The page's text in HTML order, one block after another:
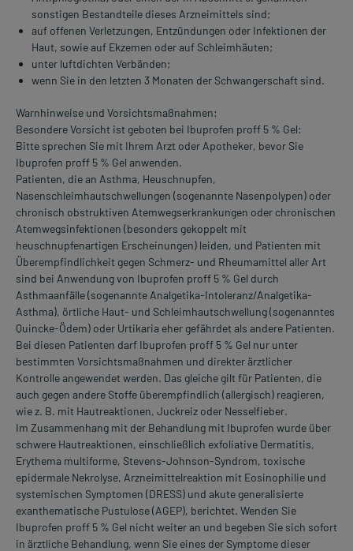
sonstigen Bestandteile dieses Arzneimittels sind;
auf offenen Verletzungen, Entzündungen oder Infektionen der
Haut, sowie auf Ekzemen oder auf Schleimhäuten;
unter luftdichten Verbänden;
wenn Sie in den letzten 3 Monaten der Schwangerschaft sind.
Warnhinweise und Vorsichtsmaßnahmen:
Besondere Vorsicht ist geboten bei Ibuprofen proff 5 % Gel:
Bitte sprechen Sie mit Ihrem Arzt oder Apotheker, bevor Sie
Ibuprofen proff 5 % Gel anwenden.
Patienten, die an Asthma, Heuschnupfen,
Nasenschleimhautschwellungen (sogenannte Nasenpolypen) oder
chronisch obstruktiven Atemwegserkrankungen oder chronischen
Atemwegsinfektionen (besonders gekoppelt mit
heuschnupfenartigen Erscheinungen) leiden, und Patienten mit
Überempfindlichkeit gegen Schmerz- und Rheumamittel aller Art
sind bei Anwendung von Ibuprofen proff 5 % Gel durch
Asthmaanfälle (sogenannte Analgetika-Intoleranz/Analgetika-
Asthma), örtliche Haut- und Schleimhautschwellung (sogenanntes
Quincke-Ödem) oder Urtikaria eher gefährdet als andere Patienten.
Bei diesen Patienten darf Ibuprofen proff 5 % Gel nur unter
bestimmten Vorsichtsmaßnahmen und direkter ärztlicher
Kontrolle angewendet werden. Das gleiche gilt für Patienten, die
auch gegen andere Stoffe überempfindlich (allergisch) reagieren,
wie z. B. mit Hautreaktionen, Juckreiz oder Nesselfieber.
Im Zusammenhang mit der Behandlung mit Ibuprofen wurde über
schwere Hautreaktionen, einschließlich exfoliative Dermatitis,
Erythema multiforme, Stevens-Johnson-Syndrom, toxische
epidermale Nekrolyse, Arzneimittelreaktion mit Eosinophilie und
systemischen Symptomen (DRESS) und akute generalisierte
exanthematische Pustulose (AGEP), berichtet. Wenden Sie
Ibuprofen proff 5 % Gel nicht weiter an und begeben Sie sich sofort
in ärztliche Behandlung, wenn Sie eines der Symptome dieser